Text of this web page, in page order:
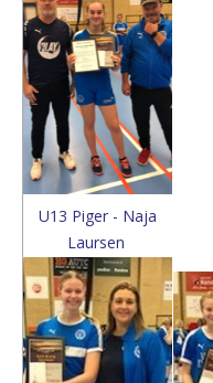
U13 Piger - Naja
Laursen